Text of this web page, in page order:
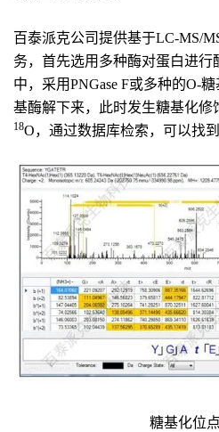
百泰派克公司提供基于LC-MS/
务，首先选用多种酶对蛋白进行
中，采用PNGase F或多种的O-
基酶解下来，此时发生糖基化修
18O，通过数据库检索，可以找
糖基化位